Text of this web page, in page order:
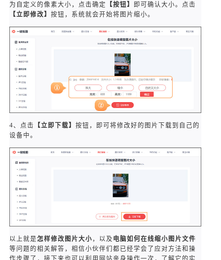
为自定义的像素大小，点击确定
【按钮】
即可确认大小。点击
【立即修改】 按钮，系统就会开始将图片缩小。
4、点击 【立即下载】 按钮，即可将修改好的图片下载到自己的
设备中。
以上就是怎样修改图片大小 ，以及 电脑如何在线缩小图片文件
等问题的相关解答，相信小伙伴们都已经学会了应对方法和操
作步骤了，接下来也可以利用网站亲身操作一次，了解它的实